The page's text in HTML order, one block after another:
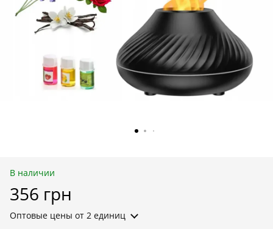
В наличии
356 грн
Оптовые цены от 2 единиц